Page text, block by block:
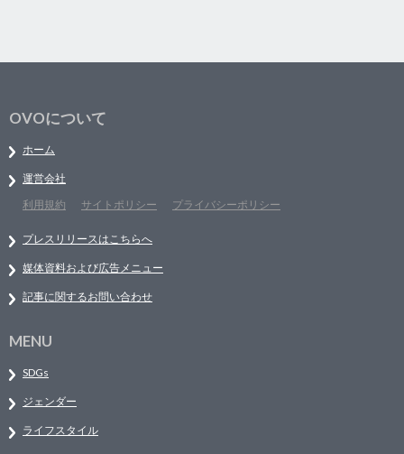
OVOについて
ホーム
運営会社
利用規約
サイトポリシー プライバシーポリシー
プレスリリースはこちらへ
媒体資料および広告メニュー
記事に関するお問い合わせ
MENU
SDGs
ジェンダー
ライフスタイル